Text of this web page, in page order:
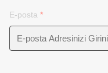
E-posta *